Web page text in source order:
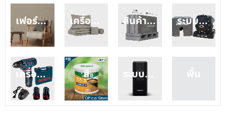
เฟอร์นิเจอร์
เครื่องมือช่าง
เครื่องนอน
สี
สินค้าโครงสร้าง
ระบบไฟฟ้า
ระบบประปา
พื้น